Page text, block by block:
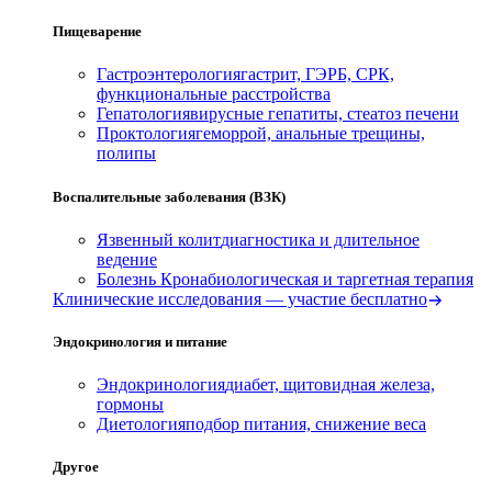
Пищеварение
Гастроэнтерологиягастрит, ГЭРБ, СРК,
функциональные расстройства
Гепатологиявирусные гепатиты, стеатоз печени
Проктологиягеморрой, анальные трещины,
полипы
Воспалительные заболевания (ВЗК)
Язвенный колитдиагностика и длительное
ведение
Болезнь Кронабиологическая и таргетная терапия
Клинические исследования — участие бесплатно
Эндокринология и питание
Эндокринологиядиабет, щитовидная железа,
гормоны
Диетологияподбор питания, снижение веса
Другое